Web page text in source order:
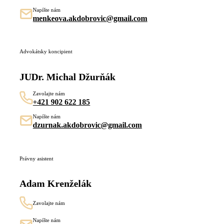
Napíšte nám
menkeova.akdobrovic@gmail.com
Advokátsky koncipient
JUDr. Michal Džurňák
Zavolajte nám
+421 902 622 185
Napíšte nám
dzurnak.akdobrovic@gmail.com
Právny asistent
Adam Krenželák
Zavolajte nám
Napíšte nám